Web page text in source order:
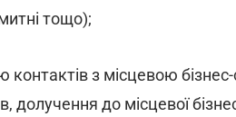
тощо);
з місцевою
долучення до місцевої